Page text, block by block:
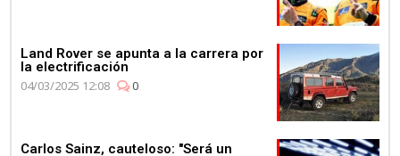
Land Rover se apunta a la carrera por
la electrificación
04/03/2025 12:08
0
Carlos Sainz, cauteloso: "Será un